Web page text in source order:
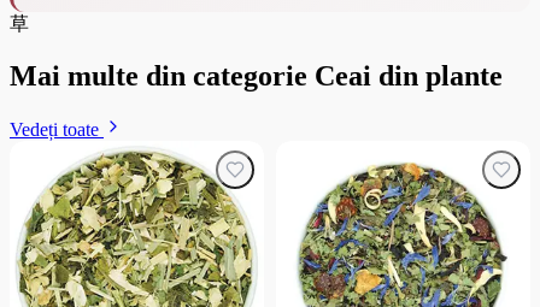
草
Mai multe din categorie Ceai din plante
Vedeți toate